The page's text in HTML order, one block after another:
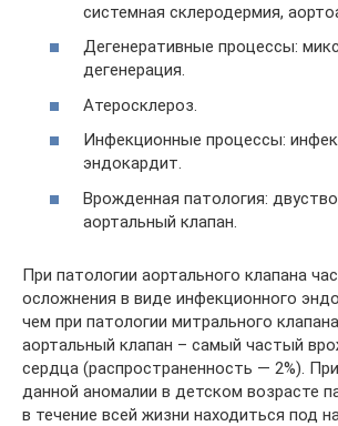
системная склеродермия,
Дегенеративные процессы:
дегенерация.
Атеросклероз.
Инфекционные процессы:
эндокардит.
Врожденная патология:
аортальный клапан.
При патологии аортального клапана
осложнения в виде инфекционного
чем при патологии митрального
аортальный клапан – самый частый
сердца (распространенность — 2%).
данной аномалии в детском возрасте
в течение всей жизни находиться под